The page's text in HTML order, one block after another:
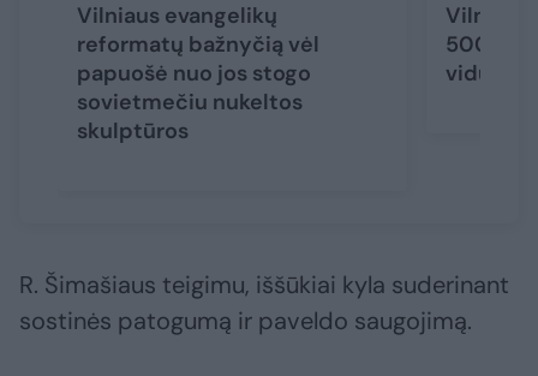
Vilniaus evangelikų
reformatų bažnyčią vėl
papuošė nuo jos stogo
sovietmečiu nukeltos
skulptūros
Vilniaus
500:
R. Šimašiaus teigimu, iššūkiai kyla suderinant
sostinės patogumą ir paveldo saugojimą.